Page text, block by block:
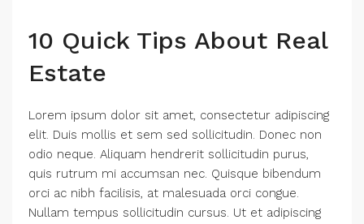
10 Quick Tips About Real
Estate
Lorem ipsum dolor sit amet, consectetur adipiscing
elit. Duis mollis et sem sed sollicitudin. Donec non
odio neque. Aliquam hendrerit sollicitudin purus,
quis rutrum mi accumsan nec. Quisque bibendum
orci ac nibh facilisis, at malesuada orci congue.
Nullam tempus sollicitudin cursus. Ut et adipiscing